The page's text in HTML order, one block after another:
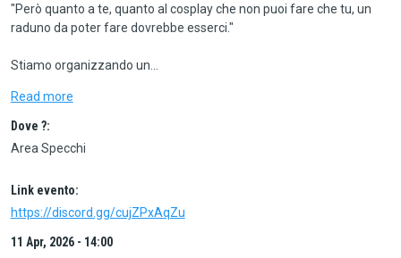
"Però quanto a te, quanto al cosplay che non puoi fare che tu, un
raduno da poter fare dovrebbe esserci."
Stiamo organizzando un…
Read more
Dove ?:
Area Specchi
Link evento:
https://discord.gg/cujZPxAqZu
11 Apr, 2026 - 14:00